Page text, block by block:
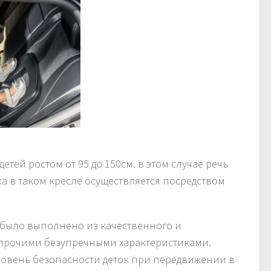
ростом от 95 до 150см. в этом случае речь
таком кресле осуществляется посредством
выполнено из качественного и
безупречными характеристиками.
безопасности деток при передвижении в